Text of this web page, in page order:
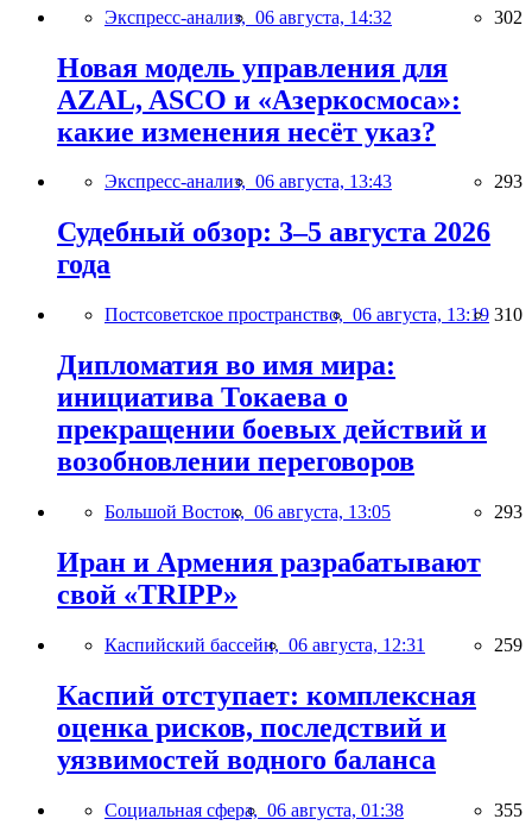
Экспресс-анализ, 06 августа, 14:32 302
Новая модель управления для
AZAL, ASCO и «Азеркосмоса»:
какие изменения несёт указ?
Экспресс-анализ, 06 августа, 13:43 293
Судебный обзор: 3–5 августа 2026
года
Постсоветское пространство, 06 августа, 13:19 310
Дипломатия во имя мира:
инициатива Токаева о
прекращении боевых действий и
возобновлении переговоров
Большой Восток, 06 августа, 13:05 293
Иран и Армения разрабатывают
свой «TRIPP»
Каспийский бассейн, 06 августа, 12:31 259
Каспий отступает: комплексная
оценка рисков, последствий и
уязвимостей водного баланса
Социальная сфера, 06 августа, 01:38 355